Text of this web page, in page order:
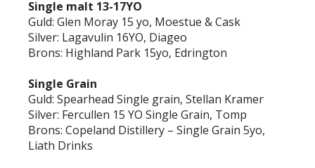
Single malt 13-17YO
Guld: Glen Moray 15 yo, Moestue & Cask
Silver: Lagavulin 16YO, Diageo
Brons: Highland Park 15yo, Edrington
Single Grain
Guld: Spearhead Single grain, Stellan Kramer
Silver: Fercullen 15 YO Single Grain, Tomp
Brons: Copeland Distillery – Single Grain 5yo,
Liath Drinks